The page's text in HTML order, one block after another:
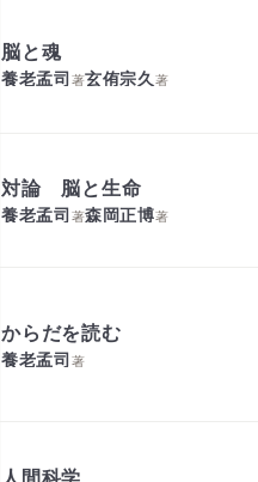
脳と魂
養老孟司著玄侑宗久著
対論 脳と生命
養老孟司著森岡正博著
からだを読む
養老孟司著
人間科学